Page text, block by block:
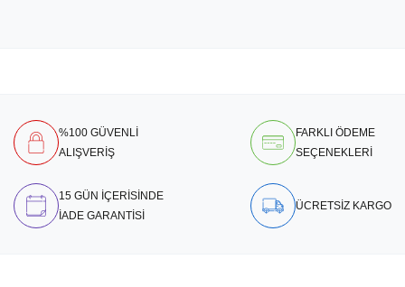
%100 GÜVENLİ
ALIŞVERİŞ
FARKLI ÖDEME
SEÇENEKLERİ
15 GÜN İÇERİSİNDE
İADE GARANTİSİ
ÜCRETSİZ KARGO